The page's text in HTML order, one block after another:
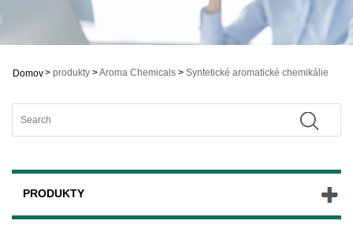
Domov> produkty >Aroma Chemicals > Syntetické aromatické chemikálie
PRODUKTY